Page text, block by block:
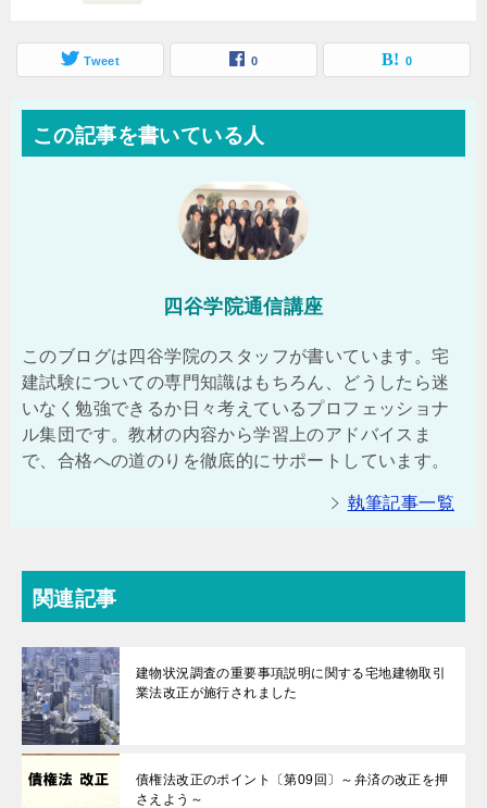
Tweet 0 0
この記事を書いている人
四谷学院通信講座
このブログは四谷学院のスタッフが書いています。宅
建試験についての専門知識はもちろん、どうしたら迷
いなく勉強できるか日々考えているプロフェッショナ
ル集団です。教材の内容から学習上のアドバイスま
で、合格への道のりを徹底的にサポートしています。
執筆記事一覧
関連記事
建物状況調査の重要事項説明に関する宅地建物取引
業法改正が施行されました
債権法改正のポイント〔第09回〕～弁済の改正を押
さえよう～